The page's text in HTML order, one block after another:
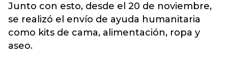
Junto con esto, desde el 20 de noviembre,
se realizó el envío de ayuda humanitaria
como kits de cama, alimentación, ropa y
aseo.